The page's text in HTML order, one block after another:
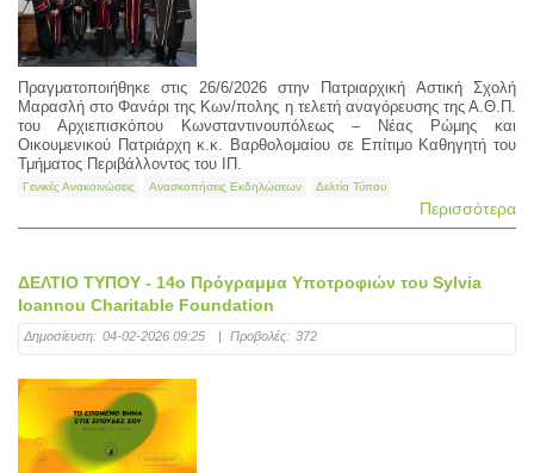
Πραγματοποιήθηκε στις 26/6/2026 στην Πατριαρχική Αστική Σχολή
Μαρασλή στο Φανάρι της Κων/πολης η τελετή αναγόρευσης της Α.Θ.Π.
του Αρχιεπισκόπου Κωνσταντινουπόλεως – Νέας Ρώμης και
Οικουμενικού Πατριάρχη κ.κ. Βαρθολομαίου σε Επίτιμο Καθηγητή του
Τμήματος Περιβάλλοντος του ΙΠ.
Γενικές Ανακοινώσεις Ανασκοπήσεις Εκδηλώσεων Δελτία Τύπου
Περισσότερα
ΔΕΛΤΙΟ ΤΥΠΟΥ - 14ο Πρόγραμμα Υποτροφιών του Sylvia
Ioannou Charitable Foundation
Δημοσίευση: 04-02-2026 09:25 | Προβολές: 372